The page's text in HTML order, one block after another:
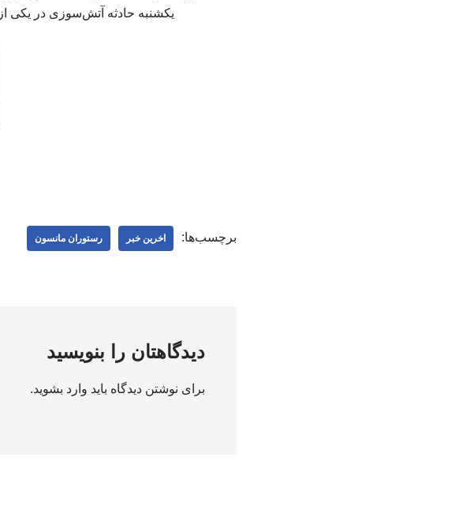
یکشنبه حادثه آتش‌سوزی در یکی
برچسب‌ها: اخرین خبر رستوران مانسون
دیدگاهتان را بنویسید
برای نوشتن دیدگاه باید وارد بشوید.